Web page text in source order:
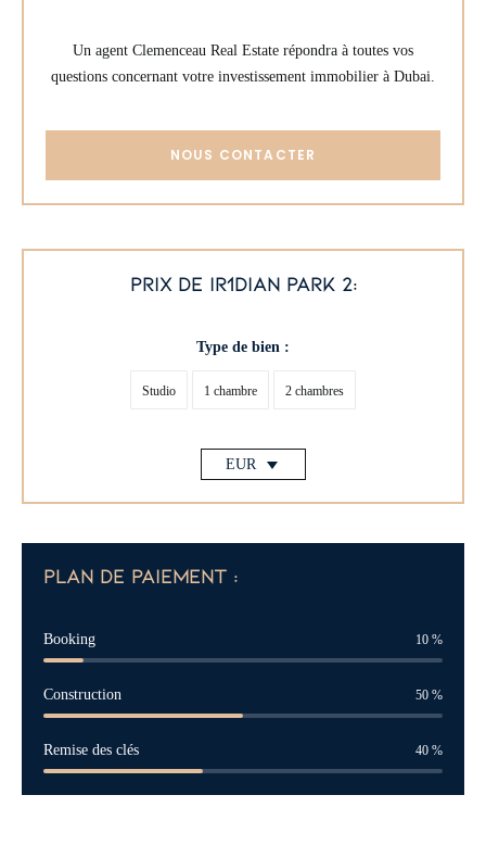
Un agent Clemenceau Real Estate répondra à toutes vos
questions concernant votre investissement immobilier à Dubai.
NOUS CONTACTER
prix de ir1dian park 2:
Type de bien :
Studio 1 chambre 2 chambres
EUR
plan de paiement :
Booking 10 %
Construction 50 %
Remise des clés 40 %